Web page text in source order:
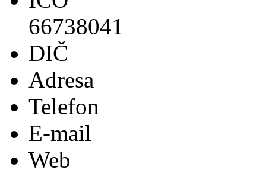
66738041
DIČ
Adresa
Telefon
E-mail
Web